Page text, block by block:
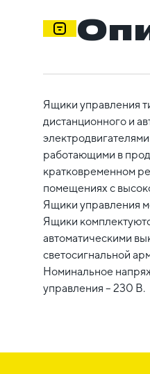
Ящики управления
дистанционного и
работающими в
кратковременном
помещениях с
Ящики управления
Ящики
автоматическими
светосигнальной
Номинальное
управления – 230 В.